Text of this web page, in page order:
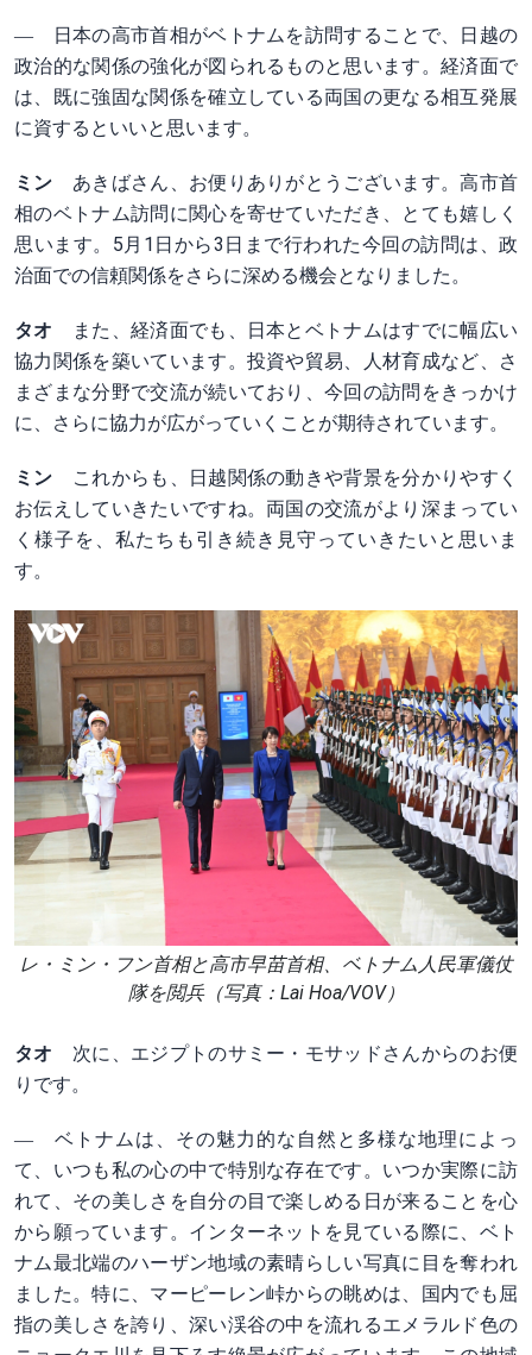
― 日本の高市首相がベトナムを訪問することで、日越の
政治的な関係の強化が図られるものと思います。経済面で
は、既に強固な関係を確立している両国の更なる相互発展
に資するといいと思います。
ミン あきばさん、お便りありがとうございます。高市首
相のベトナム訪問に関心を寄せていただき、とても嬉しく
思います。5月1日から3日まで行われた今回の訪問は、政
治面での信頼関係をさらに深める機会となりました。
タオ
また、経済面でも、日本とベトナムはすでに幅広い
協力関係を築いています。投資や貿易、人材育成など、さ
まざまな分野で交流が続いており、今回の訪問をきっかけ
に、さらに協力が広がっていくことが期待されています。
ミン
これからも、日越関係の動きや背景を分かりやすく
お伝えしていきたいですね。両国の交流がより深まってい
く様子を、私たちも引き続き見守っていきたいと思いま
す。
レ・ミン・フン首相と高市早苗首相、ベトナム人民軍儀仗
隊を閲兵（写真：Lai Hoa/VOV）
タオ 次に、エジプトのサミー・モサッドさんからのお便
りです。
― ベトナムは、その魅力的な自然と多様な地理によっ
て、いつも私の心の中で特別な存在です。いつか実際に訪
れて、その美しさを自分の目で楽しめる日が来ることを心
から願っています。インターネットを見ている際に、ベト
ナム最北端のハーザン地域の素晴らしい写真に目を奪われ
ました。特に、マーピーレン峠からの眺めは、国内でも屈
指の美しさを誇り、深い渓谷の中を流れるエメラルド色の